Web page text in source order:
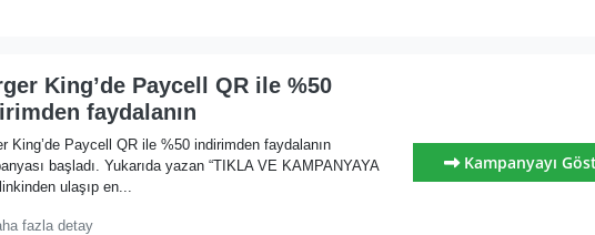
King’de Paycell QR ile %50
faydalanın
King’de Paycell QR ile %50 indirimden faydalanın
başladı. Yukarıda yazan “TIKLA VE KAMPANYAYA
ulaşıp en...
fazla detay
Kampanyayı